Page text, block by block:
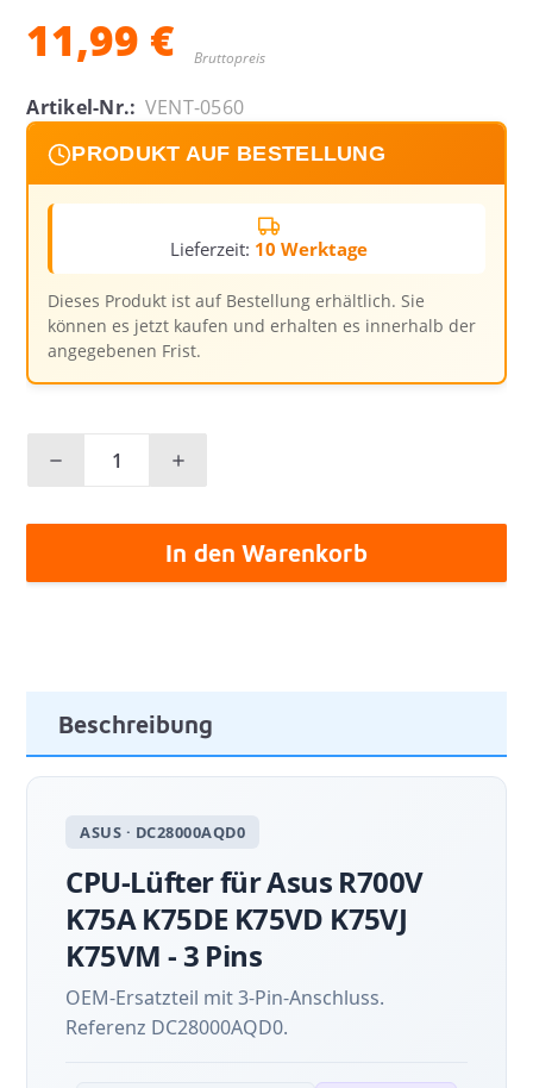
11,99 € Bruttopreis
Artikel-Nr.: VENT-0560
PRODUKT AUF BESTELLUNG
Lieferzeit: 10 Werktage
Dieses Produkt ist auf Bestellung erhältlich. Sie
können es jetzt kaufen und erhalten es innerhalb der
angegebenen Frist.
In den Warenkorb
Beschreibung
ASUS · DC28000AQD0
CPU-Lüfter für Asus R700V
K75A K75DE K75VD K75VJ
K75VM - 3 Pins
OEM-Ersatzteil mit 3-Pin-Anschluss.
Referenz DC28000AQD0.